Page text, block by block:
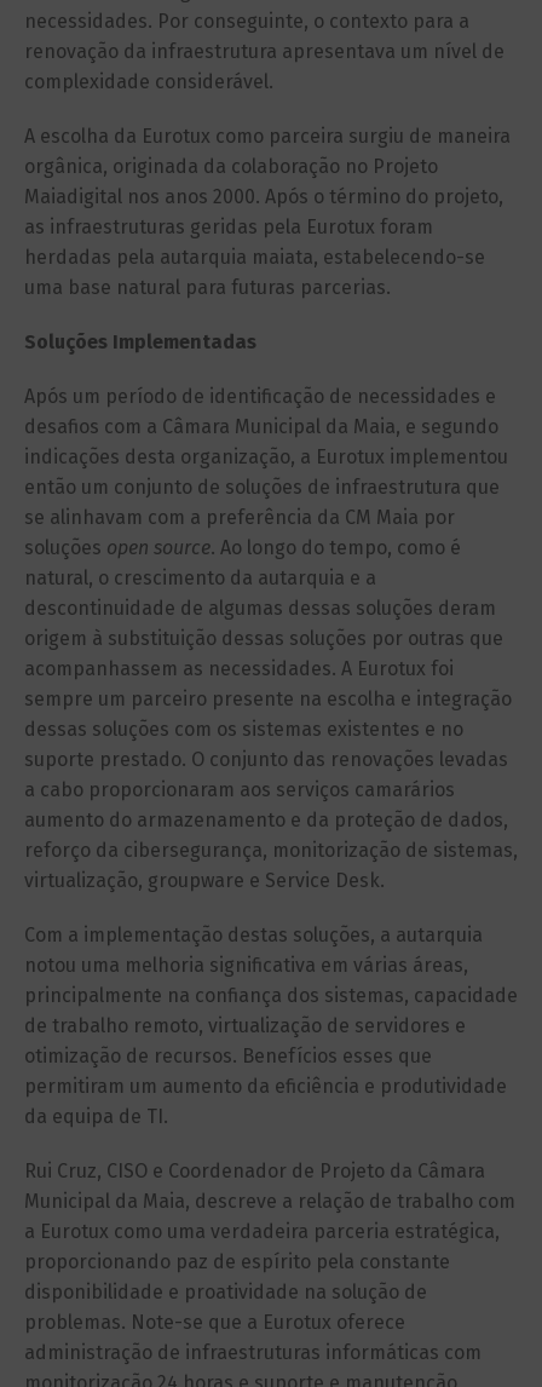
necessidades. Por conseguinte, o contexto para a
renovação da infraestrutura apresentava um nível de
complexidade considerável.
A escolha da Eurotux como parceira surgiu de maneira
orgânica, originada da colaboração no Projeto
Maiadigital nos anos 2000. Após o término do projeto,
as infraestruturas geridas pela Eurotux foram
herdadas pela autarquia maiata, estabelecendo-se
uma base natural para futuras parcerias.
Soluções Implementadas
Após um período de identificação de necessidades e
desafios com a Câmara Municipal da Maia, e segundo
indicações desta organização, a Eurotux implementou
então um conjunto de soluções de infraestrutura que
se alinhavam com a preferência da CM Maia por
soluções open source. Ao longo do tempo, como é
natural, o crescimento da autarquia e a
descontinuidade de algumas dessas soluções deram
origem à substituição dessas soluções por outras que
acompanhassem as necessidades. A Eurotux foi
sempre um parceiro presente na escolha e integração
dessas soluções com os sistemas existentes e no
suporte prestado. O conjunto das renovações levadas
a cabo proporcionaram aos serviços camarários
aumento do armazenamento e da proteção de dados,
reforço da cibersegurança, monitorização de sistemas,
virtualização, groupware e Service Desk.
Com a implementação destas soluções, a autarquia
notou uma melhoria significativa em várias áreas,
principalmente na confiança dos sistemas, capacidade
de trabalho remoto, virtualização de servidores e
otimização de recursos. Benefícios esses que
permitiram um aumento da eficiência e produtividade
da equipa de TI.
Rui Cruz, CISO e Coordenador de Projeto da Câmara
Municipal da Maia, descreve a relação de trabalho com
a Eurotux como uma verdadeira parceria estratégica,
proporcionando paz de espírito pela constante
disponibilidade e proatividade na solução de
problemas. Note-se que a Eurotux oferece
administração de infraestruturas informáticas com